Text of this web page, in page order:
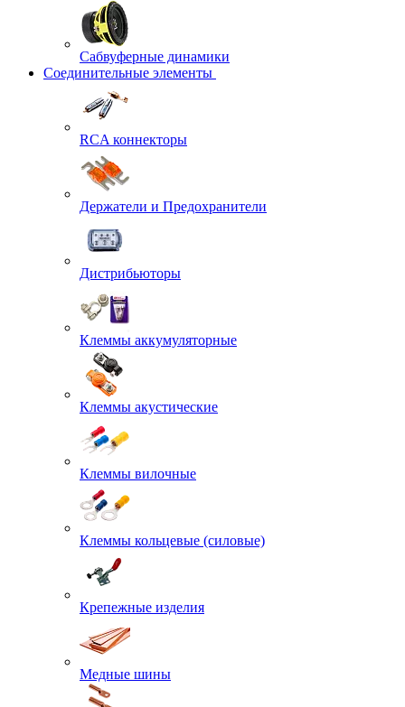
Сабвуферные динамики
Соединительные элементы
RCA коннекторы
Держатели и Предохранители
Дистрибьюторы
Клеммы аккумуляторные
Клеммы акустические
Клеммы вилочные
Клеммы кольцевые (силовые)
Крепежные изделия
Медные шины